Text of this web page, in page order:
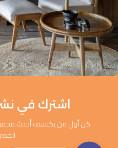
اشترك في
كن أول من يكتشف أحدث